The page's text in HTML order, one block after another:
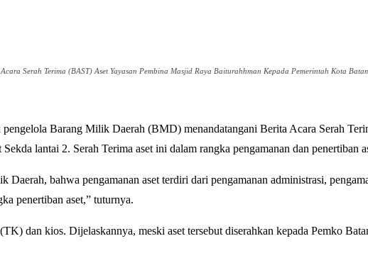
Serah Terima (BAST) Aset Yayasan Pembina Masjid Raya Baiturahhman Kepada Pemerintah Kota
Barang Milik Daerah (BMD) menandatangani Berita Acara Serah
lantai 2. Serah Terima aset ini dalam rangka pengamanan dan penertiban
bahwa pengamanan aset terdiri dari pengamanan administrasi,
penertiban aset,” tuturnya.
dan kios. Dijelaskannya, meski aset tersebut diserahkan kepada Pemko